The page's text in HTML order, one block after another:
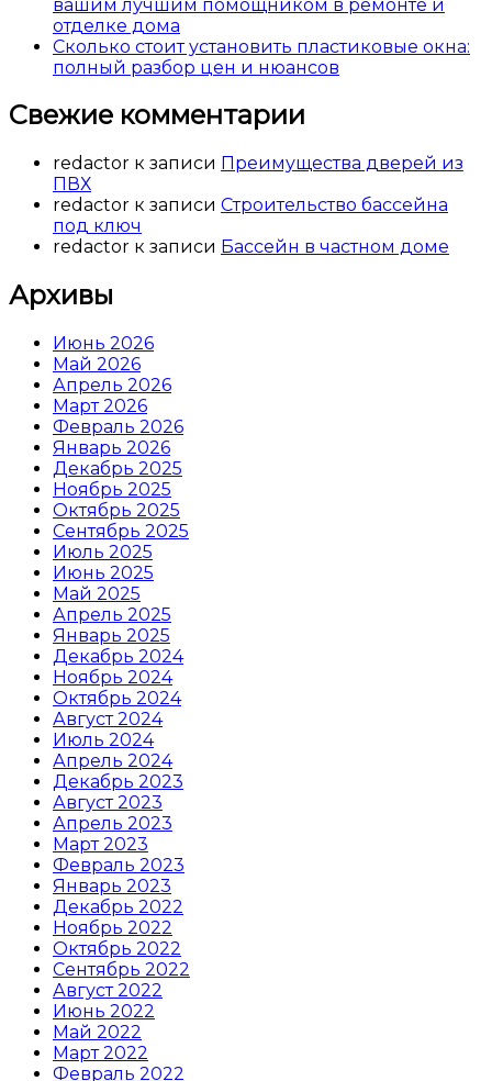
вашим лучшим помощником в ремонте и
отделке дома
Сколько стоит установить пластиковые окна:
полный разбор цен и нюансов
Свежие комментарии
redactor к записи Преимущества дверей из
ПВХ
redactor к записи Строительство бассейна
под ключ
redactor к записи Бассейн в частном доме
Архивы
Июнь 2026
Май 2026
Апрель 2026
Март 2026
Февраль 2026
Январь 2026
Декабрь 2025
Ноябрь 2025
Октябрь 2025
Сентябрь 2025
Июль 2025
Июнь 2025
Май 2025
Апрель 2025
Январь 2025
Декабрь 2024
Ноябрь 2024
Октябрь 2024
Август 2024
Июль 2024
Апрель 2024
Декабрь 2023
Август 2023
Апрель 2023
Март 2023
Февраль 2023
Январь 2023
Декабрь 2022
Ноябрь 2022
Октябрь 2022
Сентябрь 2022
Август 2022
Июнь 2022
Май 2022
Март 2022
Февраль 2022